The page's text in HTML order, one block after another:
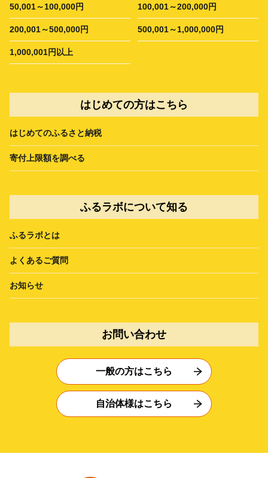
50,001～100,000円 100,001～200,000円
200,001～500,000円 500,001～1,000,000円
1,000,001円以上
はじめての方はこちら
はじめてのふるさと納税
寄付上限額を調べる
ふるラボについて知る
ふるラボとは
よくあるご質問
お知らせ
お問い合わせ
一般の方はこちら
自治体様はこちら